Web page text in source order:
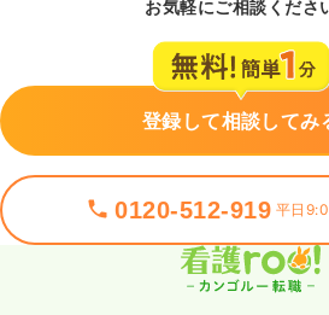
お気軽にご相談くださ
登録して相談してみ
0120-512-919 平日